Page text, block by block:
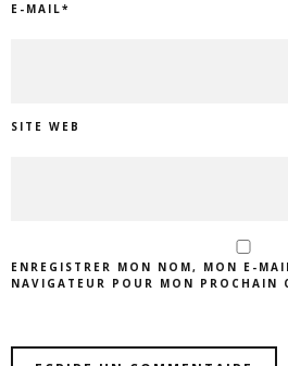
E-MAIL*
SITE WEB
ENREGISTRER MON NOM, MON E-
NAVIGATEUR POUR MON PROCHAIN